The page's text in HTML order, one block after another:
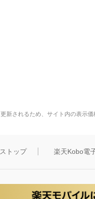
新されるため、サイト内の表示
トップ 楽天Kobo電